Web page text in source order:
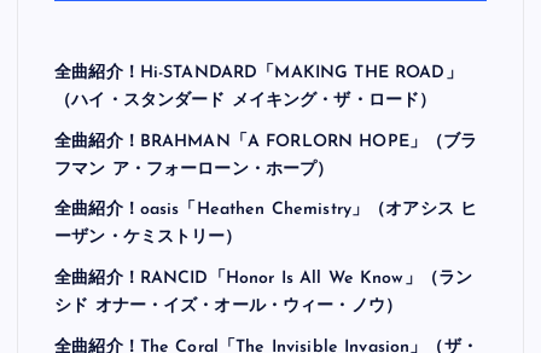
全曲紹介！Hi-STANDARD「MAKING THE ROAD」
（ハイ・スタンダード メイキング・ザ・ロード）
全曲紹介！BRAHMAN「A FORLORN HOPE」（ブラ
フマン ア・フォーローン・ホープ）
全曲紹介！oasis「Heathen Chemistry」（オアシス ヒ
ーザン・ケミストリー）
全曲紹介！RANCID「Honor Is All We Know」（ラン
シド オナー・イズ・オール・ウィー・ノウ）
全曲紹介！The Coral「The Invisible Invasion」（ザ・